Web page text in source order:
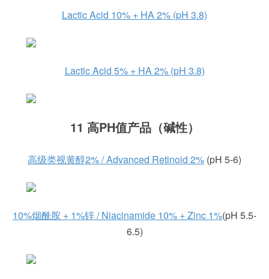
Lactic Acid 10% + HA 2% (pH 3.8)
Lactic Acid 5% + HA 2% (pH 3.8)
11 高PH值产品（碱性）
高级类视黄醇2% / Advanced Retinoid 2% (pH 5-6)
10%烟酰胺 + 1%锌 / Niacinamide 10% + Zinc 1%(pH 5.5-
6.5)